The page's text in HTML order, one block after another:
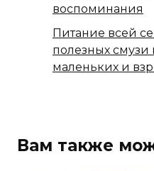
воспоминания
Питание всей
полезных
маленьких и
Вам также